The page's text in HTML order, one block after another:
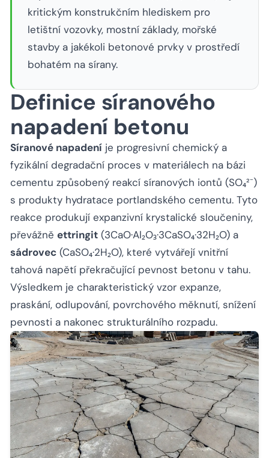
kritickým konstrukčním hlediskem pro
letištní vozovky, mostní základy, mořské
stavby a jakékoli betonové prvky v prostředí
bohatém na sírany.
Definice síranového
napadení betonu
Síranové napadení je progresivní chemický a
fyzikální degradační proces v materiálech na bázi
cementu způsobený reakcí síranových iontů (SO₄²⁻)
s produkty hydratace portlandského cementu. Tyto
reakce produkují expanzivní krystalické sloučeniny,
převážně ettringit (3CaO·Al₂O₃·3CaSO₄·32H₂O) a
sádrovec (CaSO₄·2H₂O), které vytvářejí vnitřní
tahová napětí překračující pevnost betonu v tahu.
Výsledkem je charakteristický vzor expanze,
praskání, odlupování, povrchového měknutí, snížení
pevnosti a nakonec strukturálního rozpadu.